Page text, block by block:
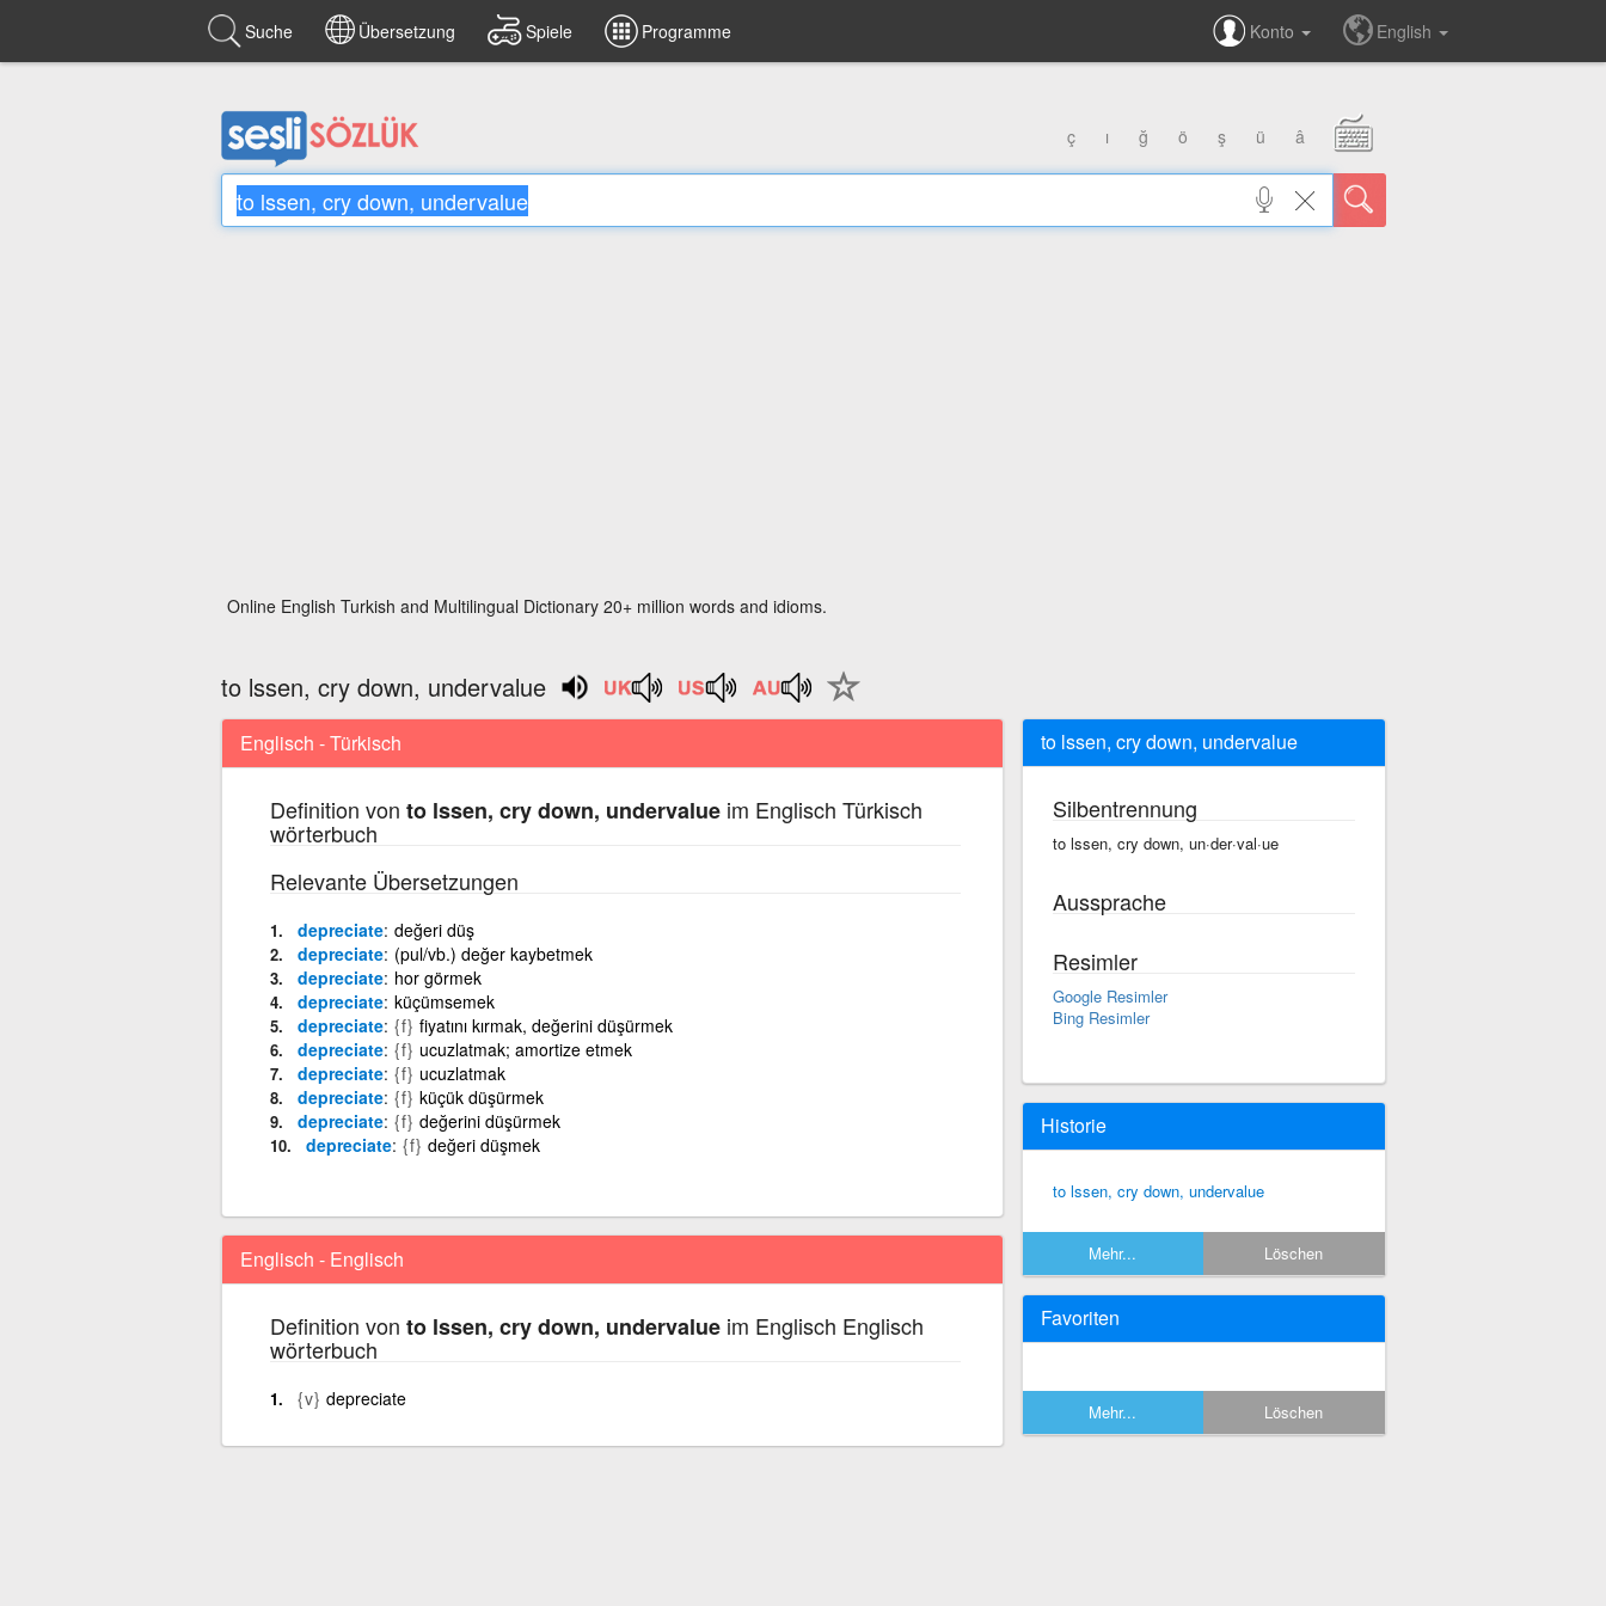
Suche Übersetzung Spiele Programme Konto English
ç ı ğ ö ş ü â
Online English Turkish and Multilingual Dictionary 20+ million words and idioms.
to lssen, cry down, undervalue
Englisch - Türkisch
Definition von to lssen, cry down, undervalueim Englisch Türkisch
wörterbuch
Relevante Übersetzungen
depreciate değeri düş
depreciate (pul/vb.) değer kaybetmek
depreciate hor görmek
depreciate küçümsemek
depreciate {f} fiyatını kırmak, değerini düşürmek
depreciate {f} ucuzlatmak; amortize etmek
depreciate {f} ucuzlatmak
depreciate {f} küçük düşürmek
depreciate {f} değerini düşürmek
depreciate {f} değeri düşmek
Englisch - Englisch
Definition von to lssen, cry down, undervalueim Englisch Englisch
wörterbuch
{v} depreciate
to lssen, cry down, undervalue
Silbentrennung
to lssen, cry down, un·der·val·ue
Aussprache
Resimler
Google Resimler
Bing Resimler
Historie
to lssen, cry down, undervalue
Mehr... Löschen
Favoriten
Mehr... Löschen